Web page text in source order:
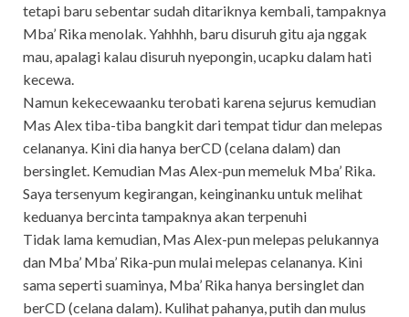
tetapi baru sebentar sudah ditariknya kembali, tampaknya
Mba’ Rika menolak. Yahhhh, baru disuruh gitu aja nggak
mau, apalagi kalau disuruh nyepongin, ucapku dalam hati
kecewa.
Namun kekecewaanku terobati karena sejurus kemudian
Mas Alex tiba-tiba bangkit dari tempat tidur dan melepas
celananya. Kini dia hanya berCD (celana dalam) dan
bersinglet. Kemudian Mas Alex-pun memeluk Mba’ Rika.
Saya tersenyum kegirangan, keinginanku untuk melihat
keduanya bercinta tampaknya akan terpenuhi
Tidak lama kemudian, Mas Alex-pun melepas pelukannya
dan Mba’ Mba’ Rika-pun mulai melepas celananya. Kini
sama seperti suaminya, Mba’ Rika hanya bersinglet dan
berCD (celana dalam). Kulihat pahanya, putih dan mulus